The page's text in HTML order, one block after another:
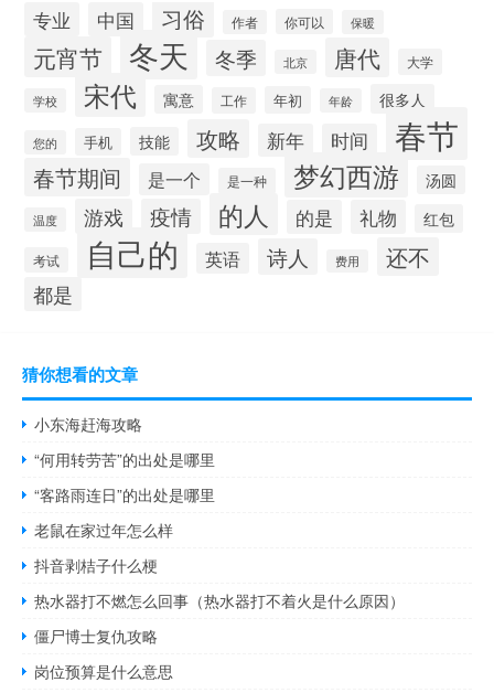
专业 中国 习俗 作者 你可以 保暖
元宵节 冬天 冬季 北京 唐代 大学
学校 宋代 寓意 工作 年初 年龄 很多人
您的 手机 技能 攻略 新年 时间 春节
春节期间 是一个 是一种 梦幻西游 汤圆
温度 游戏 疫情 的人 的是 礼物 红包
考试 自己的 英语 诗人 费用 还不
都是
猜你想看的文章
小东海赶海攻略
“何用转劳苦”的出处是哪里
“客路雨连日”的出处是哪里
老鼠在家过年怎么样
抖音剥桔子什么梗
热水器打不燃怎么回事（热水器打不着火是什么原因）
僵尸博士复仇攻略
岗位预算是什么意思